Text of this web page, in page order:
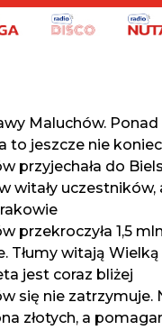
Maluchów. Ponad
to jeszcze nie koniec
przyjechała do
witały uczestników,
przekroczyła 1,5 mln
Tłumy witają Wielką
jest coraz bliżej
się nie zatrzymuje.
złotych, a